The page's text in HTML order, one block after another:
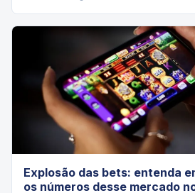
Explosão das bets: entenda
os números desse mercado